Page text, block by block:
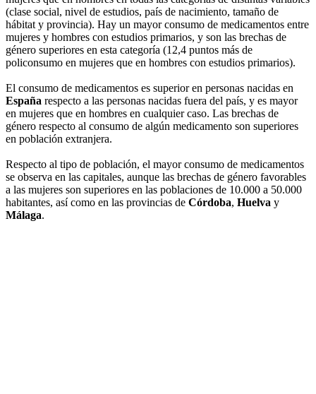
(clase social, nivel de estudios, país de nacimiento, tamaño de
hábitat y provincia). Hay un mayor consumo de medicamentos entre
mujeres y hombres con estudios primarios, y son las brechas de
género superiores en esta categoría (12,4 puntos más de
policonsumo en mujeres que en hombres con estudios primarios).
El consumo de medicamentos es superior en personas nacidas en
España respecto a las personas nacidas fuera del país, y es mayor
en mujeres que en hombres en cualquier caso. Las brechas de
género respecto al consumo de algún medicamento son superiores
en población extranjera.
Respecto al tipo de población, el mayor consumo de medicamentos
se observa en las capitales, aunque las brechas de género favorables
a las mujeres son superiores en las poblaciones de 10.000 a 50.000
habitantes, así como en las provincias de Córdoba, Huelva y
Málaga.